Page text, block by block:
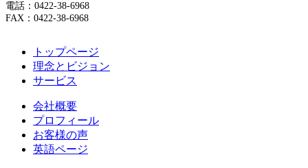
電話：0422-38-6968
FAX：0422-38-6968
トップページ
理念とビジョン
サービス
会社概要
プロフィール
お客様の声
英語ページ